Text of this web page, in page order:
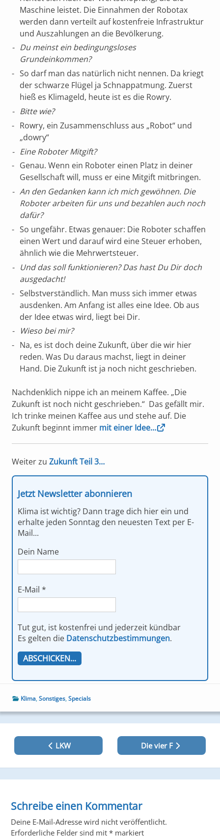
Maschine leistet. Die Einnahmen der Robotax
werden dann verteilt auf kostenfreie Infrastruktur
und Auszahlungen an die Bevölkerung.
Du meinst ein bedingungsloses
Grundeinkommen?
So darf man das natürlich nicht nennen. Da kriegt
der schwarze Flügel ja Schnappatmung. Zuerst
hieß es Klimageld, heute ist es die Rowry.
Bitte wie?
Rowry, ein Zusammenschluss aus „Robot“ und
„dowry“
Eine Roboter Mitgift?
Genau. Wenn ein Roboter einen Platz in deiner
Gesellschaft will, muss er eine Mitgift mitbringen.
An den Gedanken kann ich mich gewöhnen. Die
Roboter arbeiten für uns und bezahlen auch noch
dafür?
So ungefähr. Etwas genauer: Die Roboter schaffen
einen Wert und darauf wird eine Steuer erhoben,
ähnlich wie die Mehrwertsteuer.
Und das soll funktionieren? Das hast Du Dir doch
ausgedacht!
Selbstverständlich. Man muss sich immer etwas
ausdenken. Am Anfang ist alles eine Idee. Ob aus
der Idee etwas wird, liegt bei Dir.
Wieso bei mir?
Na, es ist doch deine Zukunft, über die wir hier
reden. Was Du daraus machst, liegt in deiner
Hand. Die Zukunft ist ja noch nicht geschrieben.
Nachdenklich nippe ich an meinem Kaffee. „Die
Zukunft ist noch nicht geschrieben.“ Das gefällt mir.
Ich trinke meinen Kaffee aus und stehe auf. Die
Zukunft beginnt immer mit einer Idee…
Weiter zu Zukunft Teil 3…
Jetzt Newsletter abonnieren
Klima ist wichtig? Dann trage dich hier ein und
erhalte jeden Sonntag den neuesten Text per E-
Mail...
Dein Name
E-Mail *
Tut gut, ist kostenfrei und jederzeit kündbar
Es gelten die Datenschutzbestimmungen.
Klima,Sonstiges,Specials
Beitragsnavigation
LKW Die vier F
Schreibe einen Kommentar
Deine E-Mail-Adresse wird nicht veröffentlicht.
Erforderliche Felder sind mit* markiert